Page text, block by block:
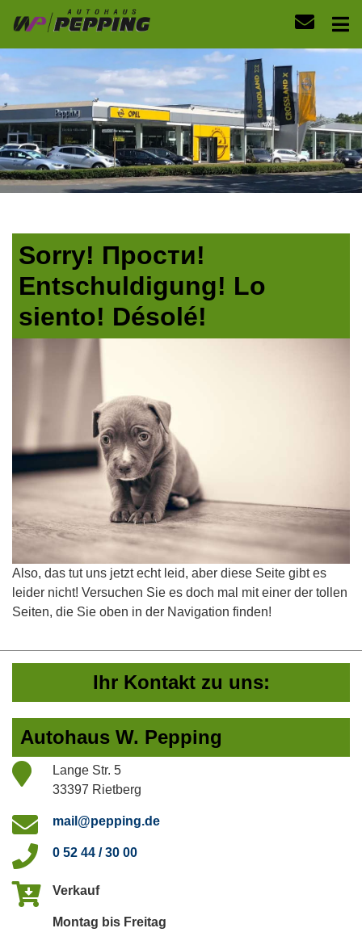
Sorry! Прости!
Entschuldigung! Lo
siento! Désolé!
Also, das tut uns jetzt echt leid, aber diese Seite gibt es
leider nicht! Versuchen Sie es doch mal mit einer der tollen
Seiten, die Sie oben in der Navigation finden!
Ihr Kontakt zu uns:
Autohaus W. Pepping
Lange Str. 5
33397 Rietberg
mail@pepping.de
0 52 44 / 30 00
Verkauf
Montag bis Freitag